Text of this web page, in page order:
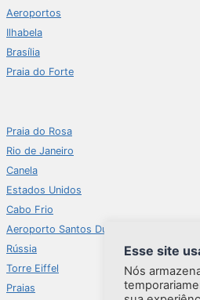
Aeroportos
Ilhabela
Brasília
Praia do Forte
Praia do Rosa
Rio de Janeiro
Canela
Estados Unidos
Cabo Frio
Aeroporto Santos Dumont
Rússia
Torre Eiffel
Praias
Esse site
Nós